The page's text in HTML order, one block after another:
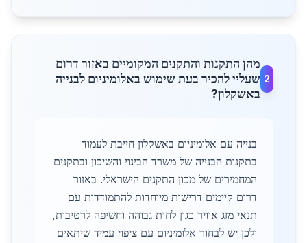
2
מהן התקנות והתקנים המקומיים באזור דרום
שעליי להכיר בעת שימוש באלומיניום לבנייה
באשקלון?
בנייה עם אלומיניום באשקלון חייבת לעמוד
בתקנות הבנייה של משרד הבינוי והשיכון ובתקנים
המחמירים של מכון התקנים הישראלי. באזור
דרום קיימים דרישות מיוחדות להתמודדות עם
תנאי מזג אוויר כגון לחות גבוהה וחשיפה לרטיבות,
ולכן יש לבחור אלומיניום עם ציפוי עמיד שיתאים